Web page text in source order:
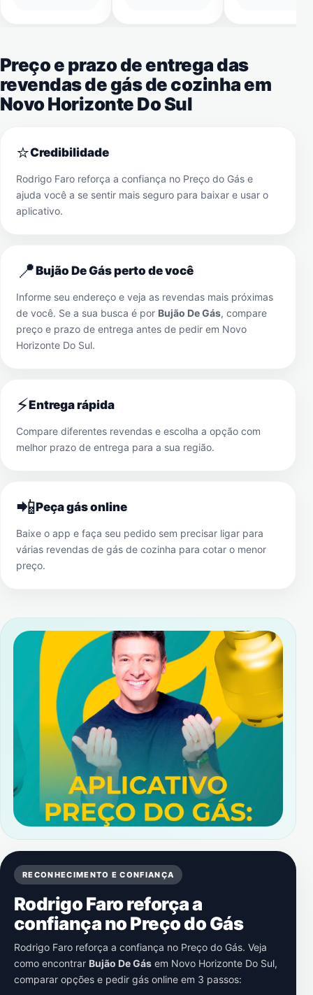
Preço e prazo de entrega das
revendas de gás de cozinha em
Novo Horizonte Do Sul
⭐Credibilidade
Rodrigo Faro reforça a confiança no Preço do Gás e
ajuda você a se sentir mais seguro para baixar e usar o
aplicativo.
📍Bujão De Gás perto de você
Informe seu endereço e veja as revendas mais próximas
de você. Se a sua busca é por Bujão De Gás, compare
preço e prazo de entrega antes de pedir em Novo
Horizonte Do Sul.
⚡Entrega rápida
Compare diferentes revendas e escolha a opção com
melhor prazo de entrega para a sua região.
📲Peça gás online
Baixe o app e faça seu pedido sem precisar ligar para
várias revendas de gás de cozinha para cotar o menor
preço.
RECONHECIMENTO E CONFIANÇA
Rodrigo Faro reforça a
confiança no Preço do Gás
Rodrigo Faro reforça a confiança no Preço do Gás. Veja
como encontrar Bujão De Gás em Novo Horizonte Do Sul,
comparar opções e pedir gás online em 3 passos: